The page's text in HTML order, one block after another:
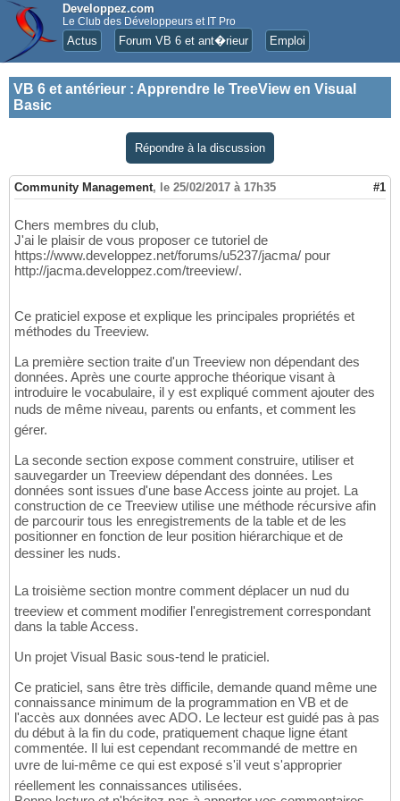
Developpez.com
Le Club des Développeurs et IT Pro
Actus Forum VB 6 et ant�rieur Emploi
VB 6 et antérieur : Apprendre le TreeView en Visual
Basic
Répondre à la discussion
Community Management, le 25/02/2017 à 17h35 #1
Chers membres du club,
J'ai le plaisir de vous proposer ce tutoriel de
https://www.developpez.net/forums/u5237/jacma/ pour
http://jacma.developpez.com/treeview/.
Ce praticiel expose et explique les principales propriétés et
méthodes du Treeview.
La première section traite d'un Treeview non dépendant des
données. Après une courte approche théorique visant à
introduire le vocabulaire, il y est expliqué comment ajouter des
nuds de même niveau, parents ou enfants, et comment les
gérer.
La seconde section expose comment construire, utiliser et
sauvegarder un Treeview dépendant des données. Les
données sont issues d'une base Access jointe au projet. La
construction de ce Treeview utilise une méthode récursive afin
de parcourir tous les enregistrements de la table et de les
positionner en fonction de leur position hiérarchique et de
dessiner les nuds.
La troisième section montre comment déplacer un nud du
treeview et comment modifier l'enregistrement correspondant
dans la table Access.
Un projet Visual Basic sous-tend le praticiel.
Ce praticiel, sans être très difficile, demande quand même une
connaissance minimum de la programmation en VB et de
l'accès aux données avec ADO. Le lecteur est guidé pas à pas
du début à la fin du code, pratiquement chaque ligne étant
commentée. Il lui est cependant recommandé de mettre en
uvre de lui-même ce qui est exposé s'il veut s'approprier
réellement les connaissances utilisées.